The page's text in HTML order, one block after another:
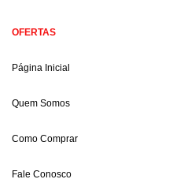
OFERTAS
Página Inicial
Quem Somos
Como Comprar
Fale Conosco